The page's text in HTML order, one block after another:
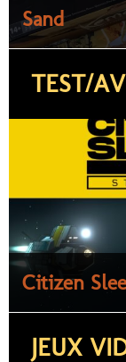
Sand
TEST/
Citizen
JEUX